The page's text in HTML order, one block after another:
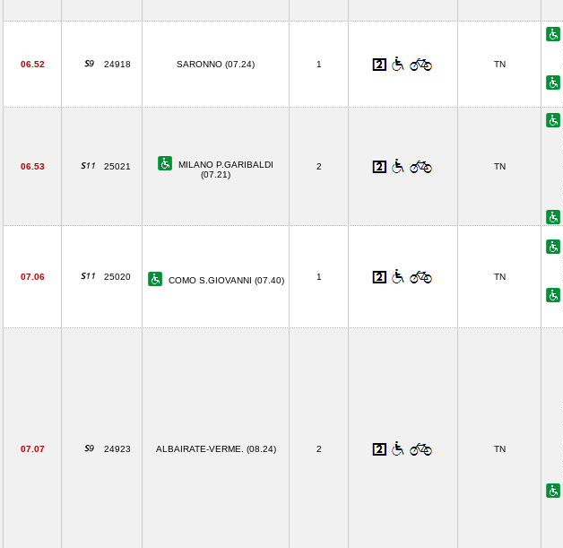
06.52 24918 SARONNO (07.24) 1 TN
06.53 25021
MILANO P.GARIBALDI
(07.21)
2 TN
07.06 25020 COMO S.GIOVANNI (07.40) 1 TN
07.07 24923 ALBAIRATE-VERME. (08.24) 2 TN